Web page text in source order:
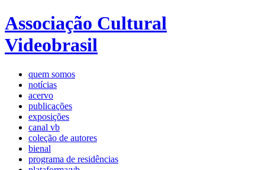
Associação Cultural
Videobrasil
quem somos
notícias
acervo
publicações
exposições
canal vb
coleção de autores
bienal
programa de residências